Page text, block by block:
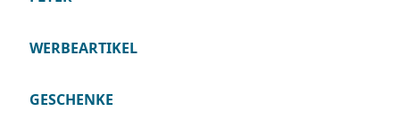
WERBEARTIKEL
GESCHENKE